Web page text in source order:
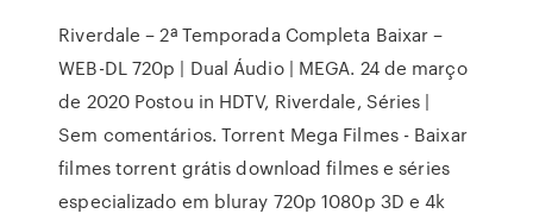
Riverdale – 2ª Temporada Completa Baixar –
WEB-DL 720p | Dual Áudio | MEGA. 24 de março
de 2020 Postou in HDTV, Riverdale, Séries |
Sem comentários. Torrent Mega Filmes - Baixar
filmes torrent grátis download filmes e séries
especializado em bluray 720p 1080p 3D e 4k